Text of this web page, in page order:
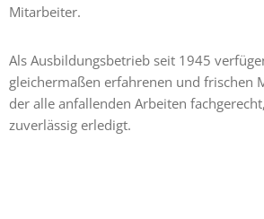
Mitarbeiter.
Als Ausbildungsbetrieb seit 1945
gleichermaßen erfahrenen und frischen
der alle anfallenden Arbeiten
zuverlässig erledigt.